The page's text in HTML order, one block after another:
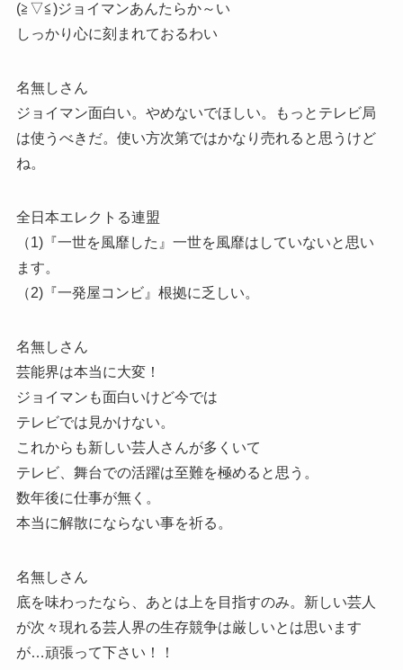
(≧▽≦)ジョイマンあんたらか～い
しっかり心に刻まれておるわい
名無しさん
ジョイマン面白い。やめないでほしい。もっとテレビ局
は使うべきだ。使い方次第ではかなり売れると思うけど
ね。
全日本エレクトる連盟
（1)『一世を風靡した』一世を風靡はしていないと思い
ます。
（2)『一発屋コンビ』根拠に乏しい。
名無しさん
芸能界は本当に大変！
ジョイマンも面白いけど今では
テレビでは見かけない。
これからも新しい芸人さんが多くいて
テレビ、舞台での活躍は至難を極めると思う。
数年後に仕事が無く。
本当に解散にならない事を祈る。
名無しさん
底を味わったなら、あとは上を目指すのみ。新しい芸人
が次々現れる芸人界の生存競争は厳しいとは思います
が…頑張って下さい！！